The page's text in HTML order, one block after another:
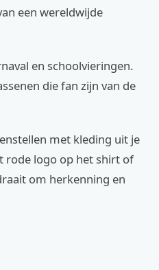
een wereldwijde
en schoolvieringen.
die fan zijn van de
met kleding uit je
rode logo op het shirt of
om herkenning en